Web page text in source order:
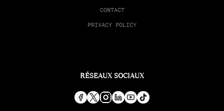
CONTACT
PRIVACY POLICY
RÉSEAUX SOCIAUX